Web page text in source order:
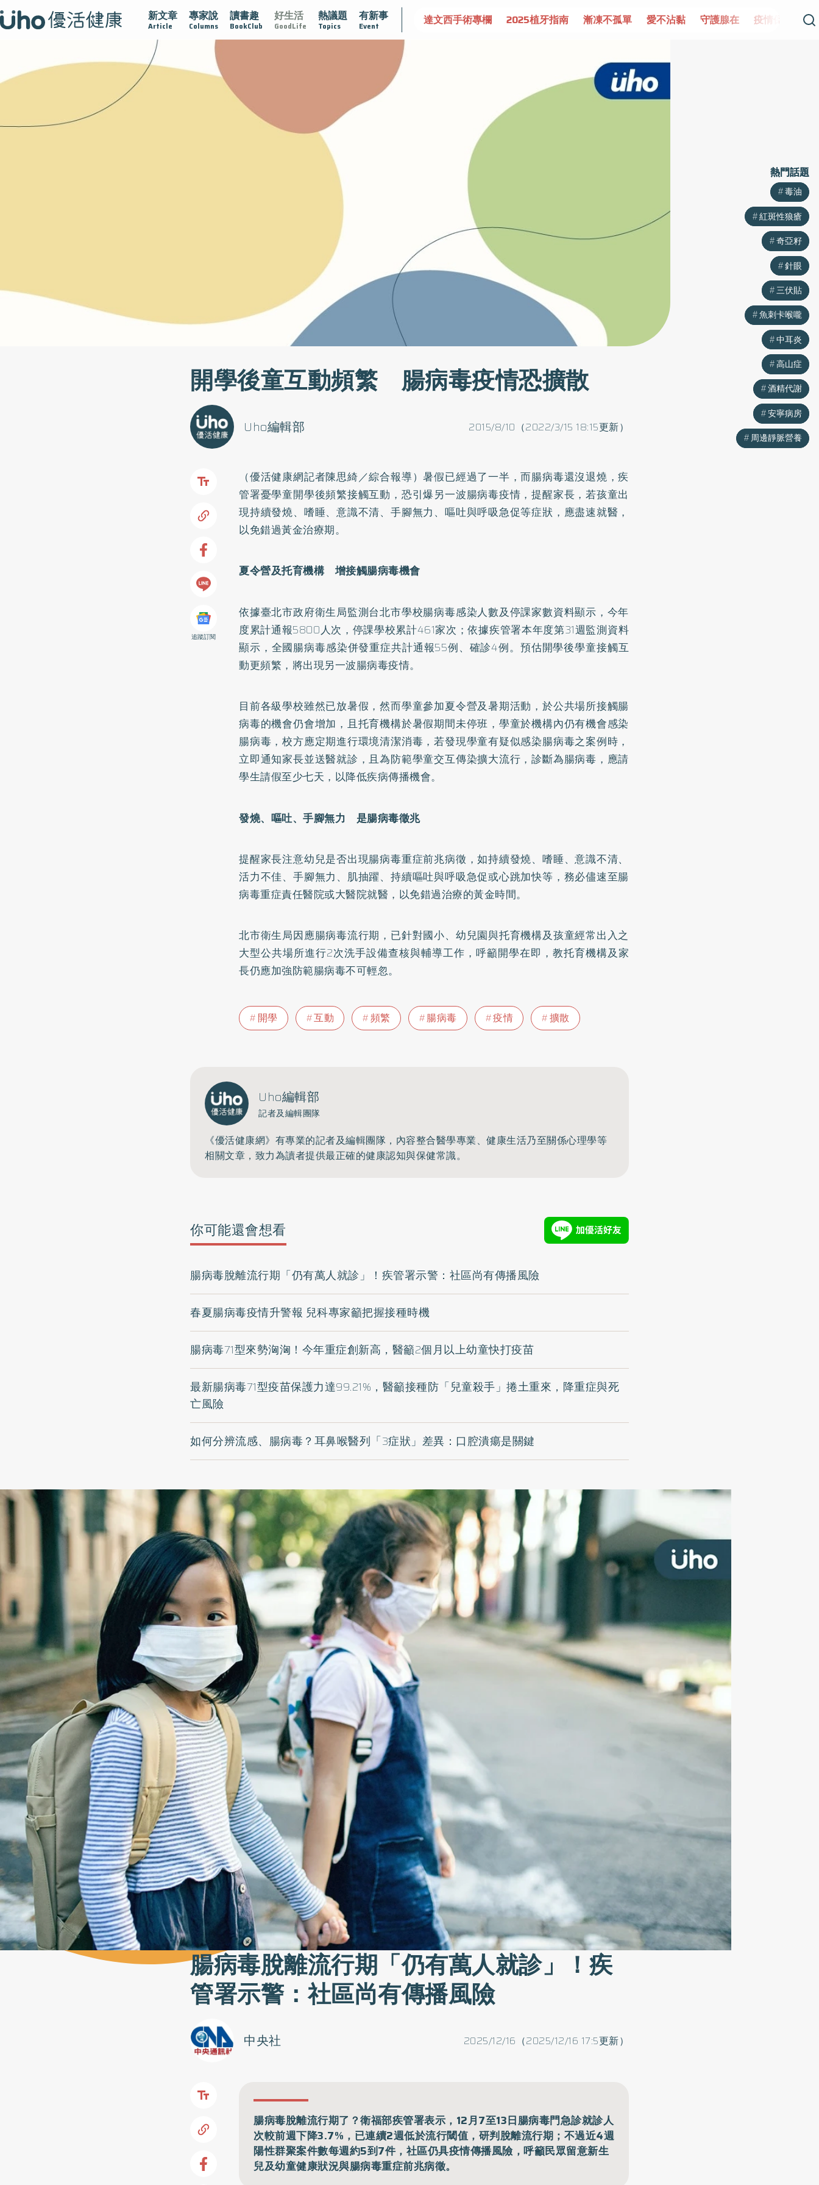
新文章
Article
專家說
Columns
讀書趣
BookClub
好生活
GoodLife
熱議題
Topics
有新事
Event
疫情保衛戰 再生醫學 愛的未來視 認識攝護腺肥大 守護骨骼健康 達文西手術專欄 2025植牙指南 漸凍不孤單 愛不沾黏 守護腺在 疫情保衛戰 再生醫學 愛的
開學後童互動頻繁 腸病毒疫情恐擴散
2015/8/10（2022/3/15 18:15更新）
Uho編輯部
追蹤訂閱
（優活健康網記者陳思綺／綜合報導）暑假已經過了一半，而腸病毒還沒退燒，疾
管署憂學童開學後頻繁接觸互動，恐引爆另一波腸病毒疫情，提醒家長，若孩童出
現持續發燒、嗜睡、意識不清、手腳無力、嘔吐與呼吸急促等症狀，應盡速就醫，
以免錯過黃金治療期。
夏令營及托育機構 增接觸腸病毒機會
依據臺北市政府衛生局監測台北市學校腸病毒感染人數及停課家數資料顯示，今年
度累計通報5800人次，停課學校累計461家次；依據疾管署本年度第31週監測資料
顯示，全國腸病毒感染併發重症共計通報55例、確診4例。預估開學後學童接觸互
動更頻繁，將出現另一波腸病毒疫情。
目前各級學校雖然已放暑假，然而學童參加夏令營及暑期活動，於公共場所接觸腸
病毒的機會仍會增加，且托育機構於暑假期間未停班，學童於機構內仍有機會感染
腸病毒，校方應定期進行環境清潔消毒，若發現學童有疑似感染腸病毒之案例時，
立即通知家長並送醫就診，且為防範學童交互傳染擴大流行，診斷為腸病毒，應請
學生請假至少七天，以降低疾病傳播機會。
發燒、嘔吐、手腳無力 是腸病毒徵兆
提醒家長注意幼兒是否出現腸病毒重症前兆病徵，如持續發燒、嗜睡、意識不清、
活力不佳、手腳無力、肌抽躍、持續嘔吐與呼吸急促或心跳加快等，務必儘速至腸
病毒重症責任醫院或大醫院就醫，以免錯過治療的黃金時間。
北市衛生局因應腸病毒流行期，已針對國小、幼兒園與托育機構及孩童經常出入之
大型公共場所進行2次洗手設備查核與輔導工作，呼籲開學在即，教托育機構及家
長仍應加強防範腸病毒不可輕忽。
開學 互動 頻繁 腸病毒 疫情 擴散
Uho編輯部
記者及編輯團隊
《優活健康網》有專業的記者及編輯團隊，內容整合醫學專業、健康生活乃至關係心理學等
相關文章，致力為讀者提供最正確的健康認知與保健常識。
你可能還會想看
腸病毒脫離流行期「仍有萬人就診」！疾管署示警：社區尚有傳播風險
春夏腸病毒疫情升警報 兒科專家籲把握接種時機
腸病毒71型來勢洶洶！今年重症創新高，醫籲2個月以上幼童快打疫苗
最新腸病毒71型疫苗保護力達99.21%，醫籲接種防「兒童殺手」捲土重來，降重症與死
亡風險
如何分辨流感、腸病毒？耳鼻喉醫列「3症狀」差異：口腔潰瘍是關鍵
熱門話題
毒油
紅斑性狼瘡
奇亞籽
針眼
三伏貼
魚刺卡喉嚨
中耳炎
高山症
酒精代謝
安寧病房
周邊靜脈營養
腸病毒脫離流行期「仍有萬人就診」！疾
管署示警：社區尚有傳播風險
2025/12/16（2025/12/16 17:5更新）
中央社
腸病毒脫離流行期了？衛福部疾管署表示，12月7至13日腸病毒門急診就診人
次較前週下降3.7%，已連續2週低於流行閾值，研判脫離流行期；不過近4週
陽性群聚案件數每週約5到7件，社區仍具疫情傳播風險，呼籲民眾留意新生
兒及幼童健康狀況與腸病毒重症前兆病徵。
熱門話題
毒油
紅斑性狼瘡
奇亞籽
針眼
三伏貼
魚刺卡喉嚨
中耳炎
高山症
酒精代謝
安寧病房
周邊靜脈營養